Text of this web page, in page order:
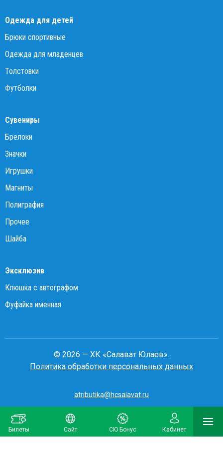
Билеты Сайт СЮ Бонус Кабинет
Одежда для детей
Брюки спортивные
Одежда для младенцев
Толстовки
Футболки
Сувениры
Брелоки
Значки
Игрушки
Магниты
Полиграфия
Прочее
Шайба
Эксклюзив
Клюшка с автографом
Фуфайка именная
© 2026 — ХК «Салават Юлаев».
Политика обработки персональных данных
atributika@hcsalavat.ru
8-800-250-22-22